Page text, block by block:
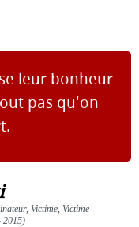
leur bonheur
pas qu'on
Victime, Victime
2015)